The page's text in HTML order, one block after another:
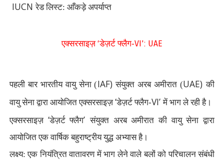
IUCNरेड लिस्ट: आँकड़े अपर्याप्त
एक्सरसाइज़‘डेज़र्ट फ्लैग-VI’: UAE
पहली बार भारतीय वायु सेना (IAF)संयुक्त अरब अमीरात (UAE)की
वायु सेना द्वारा आयोजित एक्सरसाइज़ ‘डेज़र्ट फ्लैग-VI’में भाग ले रही है।
एक्सरसाइज़ ‘डेज़र्ट फ्लैग’संयुक्त अरब अमीरात की वायु सेना द्वारा
आयोजित एक वार्षिक बहुराष्ट्रीय युद्ध अभ्यास है।
लक्ष्य: एक नियंत्रित वातावरण में भाग लेने वाले बलों को परिचालन संबंधी